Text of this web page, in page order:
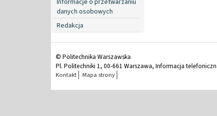
danych osobowych
Redakcja
© Politechnika Warszawska
Pl. Politechniki 1, 00-661 Warszawa, Informacja
Kontakt Mapa strony